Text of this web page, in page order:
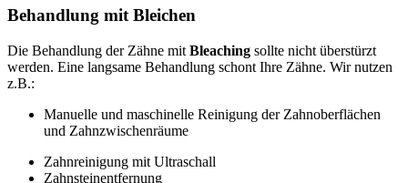
Behandlung mit Bleichen
Die Behandlung der Zähne mit Bleaching sollte nicht überstürzt
werden. Eine langsame Behandlung schont Ihre Zähne. Wir nutzen
z.B.:
Manuelle und maschinelle Reinigung der Zahnoberflächen
und Zahnzwischenräume
Zahnreinigung mit Ultraschall
Zahnsteinentfernung